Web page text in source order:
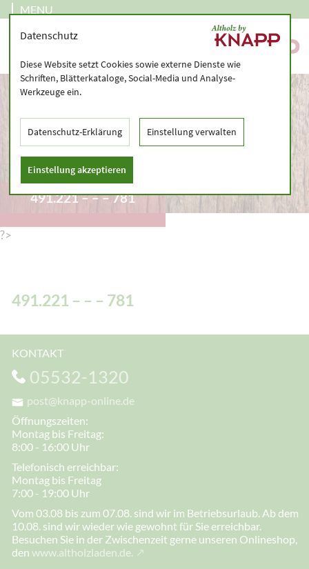
MENU
491.221 – – – 781
?>
491.221 – – – 781
KONTAKT
05532-1320
post@knapp-online.de
Öffnungszeiten:
Montag bis Freitag:
8:00 - 16:00 Uhr
Telefonisch erreichbar:
Montag bis Freitag
7:00 - 19:00 Uhr
Vom 03.08 bis zum 07.08. sind wir im Betriebsurlaub. Ab dem
10.08. sind wir wieder wie gewohnt für Sie erreichbar.
Besuchen Sie in der Zwischenzeit gerne unseren Onlineshop,
den www.altholzladen.de.
Datenschutz
Diese Website setzt Cookies sowie externe Dienste wie
Schriften, Blätterkataloge, Social-Media und Analyse-
Werkzeuge ein.
Datenschutz-Erklärung Einstellung verwalten
Einstellung akzeptieren